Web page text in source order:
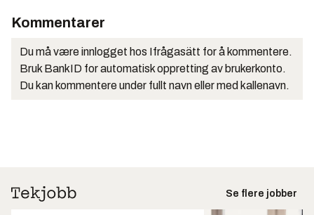
Kommentarer
Du må være innlogget hos Ifrågasätt for å kommentere.
Bruk BankID for automatisk oppretting av brukerkonto.
Du kan kommentere under fullt navn eller med kallenavn.
Se flere jobber